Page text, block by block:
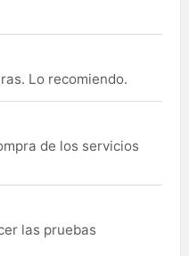
Lo recomiendo.
de los servicios
las pruebas